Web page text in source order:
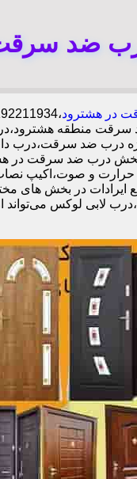
ضد
در هشترود
سرقت منطقه
درب ضد سرقت،درب
درب ضد سرقت در
ایرادات در بخش